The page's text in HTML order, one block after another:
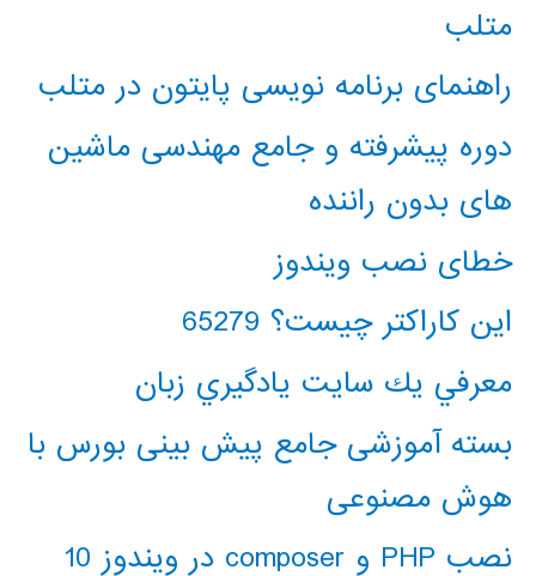
متلب
راهنمای برنامه نویسی پایتون در متلب
دوره پیشرفته و جامع مهندسی ماشین
های بدون راننده
خطای نصب ویندوز
این کاراکتر چیست؟ 65279
معرفي يك سايت يادگيري زبان
بسته آموزشی جامع پیش بینی بورس با
هوش مصنوعی
نصب PHP و composer در ویندوز 10